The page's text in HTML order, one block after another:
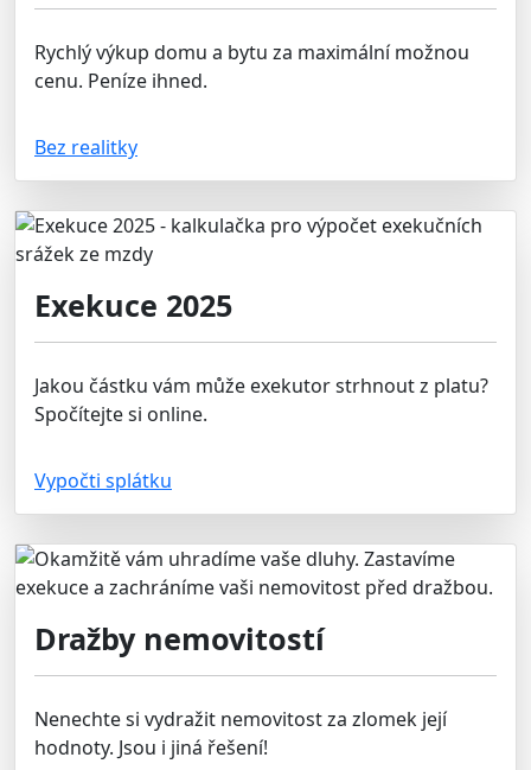
Rychlý výkup domu a bytu za maximální možnou
cenu. Peníze ihned.
Bez realitky
Exekuce 2025
Jakou částku vám může exekutor strhnout z platu?
Spočítejte si online.
Vypočti splátku
Dražby nemovitostí
Nenechte si vydražit nemovitost za zlomek její
hodnoty. Jsou i jiná řešení!